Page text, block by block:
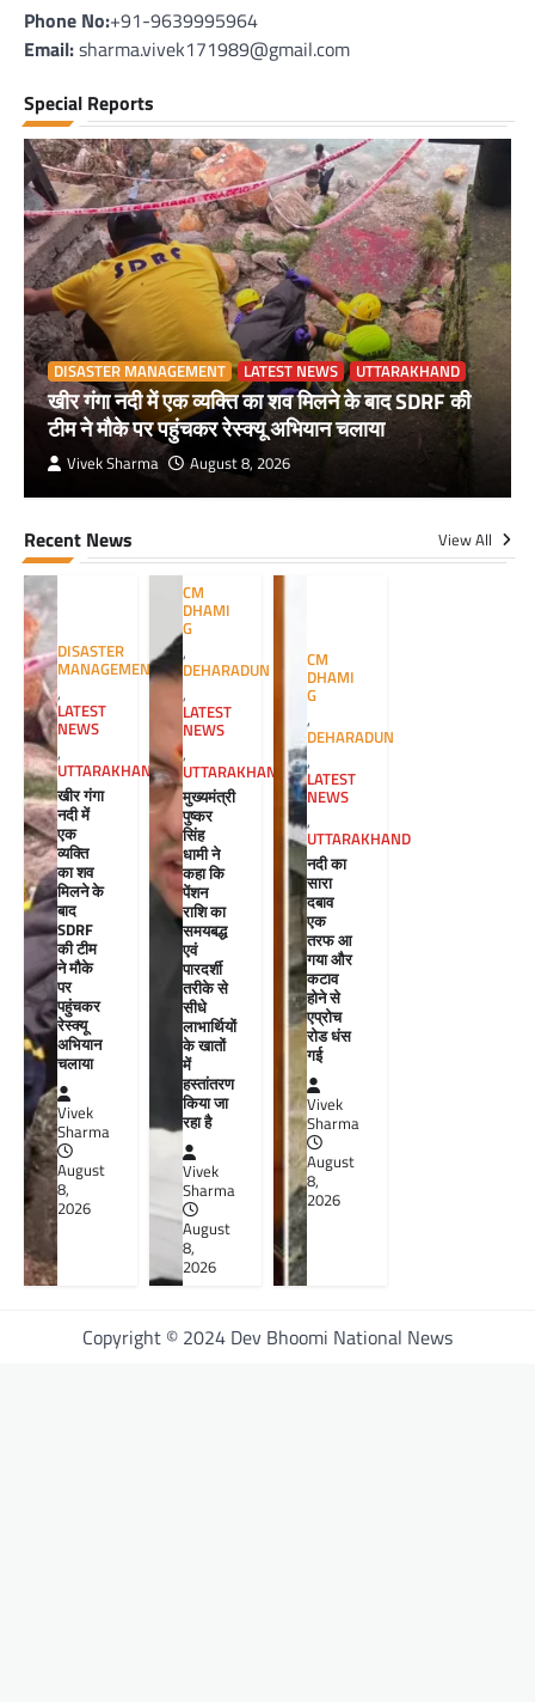
Phone No:+91-9639995964
Email:sharma.vivek171989@gmail.com
Special Reports
DISASTER MANAGEMENT LATEST NEWS UTTARAKHAND
खीर गंगा नदी में एक व्यक्ति का शव मिलने के बाद SDRF की
टीम ने मौके पर पहुंचकर रेस्क्यू अभियान चलाया
Vivek Sharma August 8, 2026
Recent News View All
DISASTER
MANAGEMENT
,
LATEST
NEWS
,
UTTARAKHAND
खीर गंगा
नदी में
एक
व्यक्ति
का शव
मिलने के
बाद
SDRF
की टीम
ने मौके
पर
पहुंचकर
रेस्क्यू
अभियान
चलाया
Vivek
Sharma
August
8,
2026
CM
DHAMI
G
,
DEHARADUN
,
LATEST
NEWS
,
UTTARAKHAND
मुख्यमंत्री
पुष्कर
सिंह
धामी ने
कहा कि
पेंशन
राशि का
समयबद्ध
एवं
पारदर्शी
तरीके से
सीधे
लाभार्थियों
के खातों
में
हस्तांतरण
किया जा
रहा है
Vivek
Sharma
August
8,
2026
CM
DHAMI
G
,
DEHARADUN
,
LATEST
NEWS
,
UTTARAKHAND
नदी का
सारा
दबाव
एक
तरफ आ
गया और
कटाव
होने से
एप्रोच
रोड धंस
गई
Vivek
Sharma
August
8,
2026
Copyright © 2024 Dev Bhoomi National News